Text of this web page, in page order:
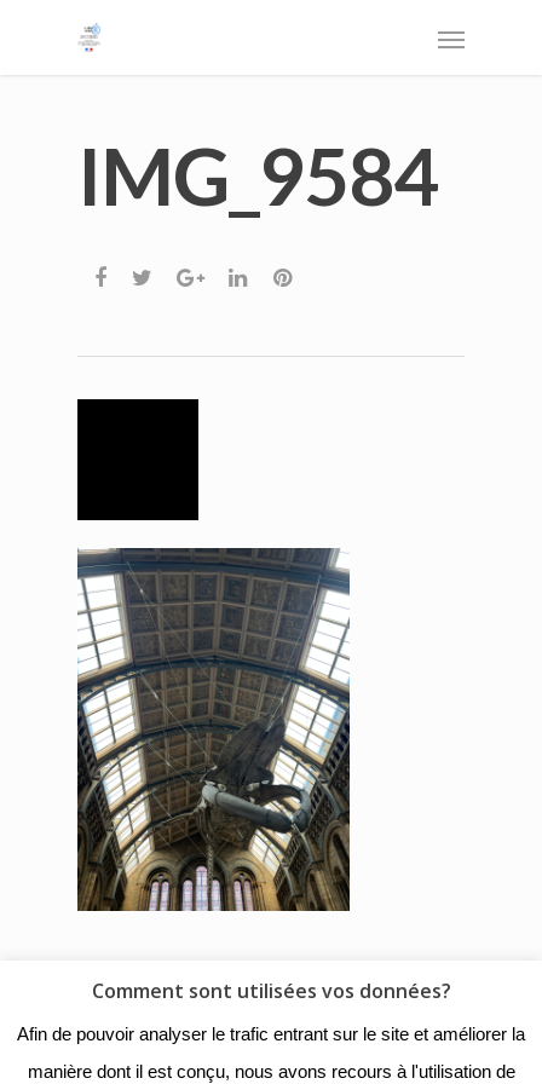
IMG_9584
© 2018 - Collège Henri de
Navarre |Mentions légales|
Comment sont utilisées vos données?
Afin de pouvoir analyser le trafic entrant sur le site et améliorer la
manière dont il est conçu, nous avons recours à l'utilisation de